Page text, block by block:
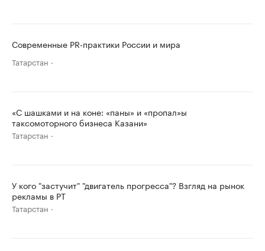
Современные PR-практики России и мира
Татарстан
«С шашками и на коне: «паны» и «пропал»ы
таксомоторного бизнеса Казани»
Татарстан
У кого "застучит" "двигатель прогресса"? Взгляд на рынок
рекламы в РТ
Татарстан